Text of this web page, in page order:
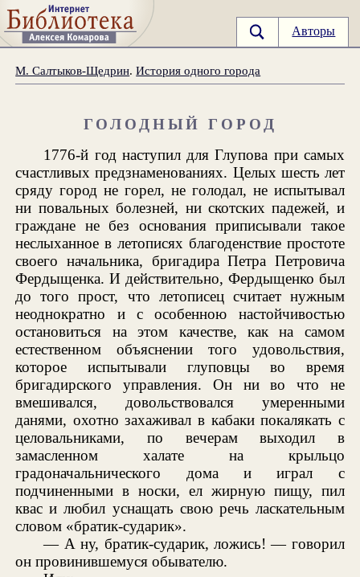
Авторы
М. Салтыков-Щедрин.История одного города
ГОЛОДНЫЙ ГОРОД
1776-й год наступил для Глупова при самых
счастливых предзнаменованиях. Целых шесть лет
сряду город не горел, не голодал, не испытывал
ни повальных болезней, ни скотских падежей, и
граждане не без основания приписывали такое
неслыханное в летописях благоденствие простоте
своего начальника, бригадира Петра Петровича
Фердыщенка. И действительно, Фердыщенко был
до того прост, что летописец считает нужным
неоднократно и с особенною настойчивостью
остановиться на этом качестве, как на самом
естественном объяснении того удовольствия,
которое испытывали глуповцы во время
бригадирского управления. Он ни во что не
вмешивался, довольствовался умеренными
данями, охотно захаживал в кабаки покалякать с
целовальниками, по вечерам выходил в
замасленном халате на крыльцо
градоначальнического дома и играл с
подчиненными в носки, ел жирную пищу, пил
квас и любил уснащать свою речь ласкательным
словом «братик-сударик».
— А ну, братик-сударик, ложись! — говорил
он провинившемуся обывателю.